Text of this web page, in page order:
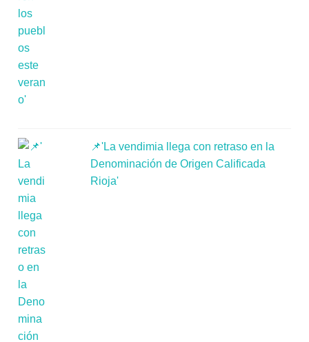
📌'La vendimia llega con retraso en la
Denominación de Origen Calificada
Rioja'